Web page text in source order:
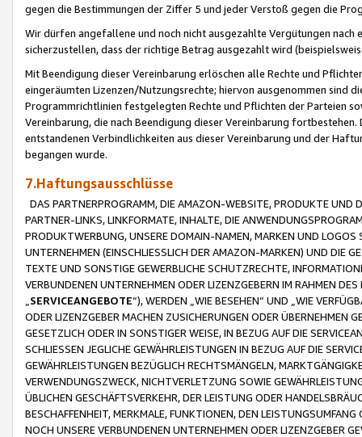
gegen die Bestimmungen der Ziffer 5 und jeder Verstoß gegen die
Wir dürfen angefallene und noch nicht ausgezahlte Vergütungen
sicherzustellen, dass der richtige Betrag ausgezahlt wird
Mit Beendigung dieser Vereinbarung erlöschen alle Rechte und
eingeräumten Lizenzen/Nutzungsrechte; hiervon ausgenommen sind
Programmrichtlinien festgelegten Rechte und Pflichten der Parteien
Vereinbarung, die nach Beendigung dieser Vereinbarung
entstandenen Verbindlichkeiten aus dieser Vereinbarung und der
begangen wurde.
7.Haftungsausschlüsse
DAS PARTNERPROGRAMM, DIE AMAZON-WEBSITE, PRODUKTE UND
PARTNER-LINKS, LINKFORMATE, INHALTE, DIE
PRODUKTWERBUNG, UNSERE DOMAIN-NAMEN, MARKEN UND
UNTERNEHMEN (EINSCHLIESSLICH DER AMAZON-MARKEN) UND DIE
TEXTE UND SONSTIGE GEWERBLICHE SCHUTZRECHTE,
VERBUNDENEN UNTERNEHMEN ODER LIZENZGEBERN IM RAHMEN
SERVICEANGEBOTE“), WERDEN „WIE BESEHEN“ UND „WIE
ODER LIZENZGEBER MACHEN ZUSICHERUNGEN ODER ÜBERNEHMEN
GESETZLICH ODER IN SONSTIGER WEISE, IN BEZUG AUF DIE
SCHLIESSEN JEGLICHE GEWÄHRLEISTUNGEN IN BEZUG AUF DIE
GEWÄHRLEISTUNGEN BEZÜGLICH RECHTSMÄNGELN,
VERWENDUNGSZWECK, NICHTVERLETZUNG SOWIE
ÜBLICHEN GESCHÄFTSVERKEHR, DER LEISTUNG ODER
BESCHAFFENHEIT, MERKMALE, FUNKTIONEN, DEN
NOCH UNSERE VERBUNDENEN UNTERNEHMEN ODER LIZENZGEBER